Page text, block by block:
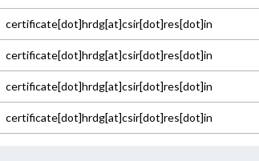
certificate[dot]hrdg[at]csir[dot]res[dot]in
certificate[dot]hrdg[at]csir[dot]res[dot]in
certificate[dot]hrdg[at]csir[dot]res[dot]in
certificate[dot]hrdg[at]csir[dot]res[dot]in